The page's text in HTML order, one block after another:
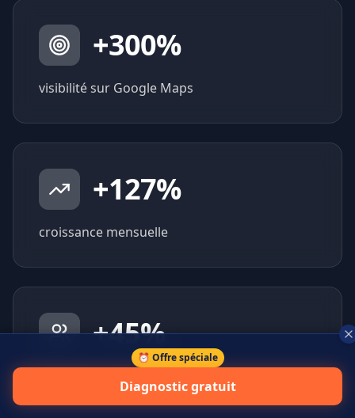
+300%
visibilité sur Google Maps
+127%
croissance mensuelle
+45%
⏰ Offre spéciale
Diagnostic gratuit